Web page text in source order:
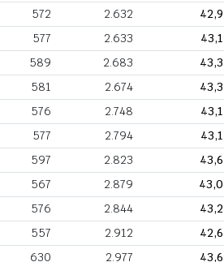
572 2.632
42,9
577 2.633
43,1
589 2.683
43,3
581 2.674
43,3
576 2.748
43,1
577 2.794
43,1
597 2.823
43,6
567 2.879
43,0
576 2.844
43,2
557 2.912
42,6
630 2.977
43,6